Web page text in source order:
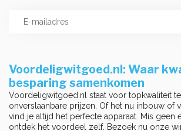
Voordeligwitgoed.nl: Waar
besparing samenkomen
Voordeligwitgoed.nl staat voor topkwaliteit
onverslaanbare prijzen. Of het nu inbouw of
vind je altijd het perfecte apparaat. Mis geen
ontdek het voordeel zelf. Bezoek nu onze